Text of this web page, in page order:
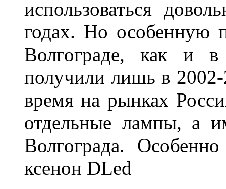
использоваться
годах. Но особенную
Волгограде, как и
получили лишь в
время на рынках
отдельные лампы, а
Волгограда.
ксенон DLed